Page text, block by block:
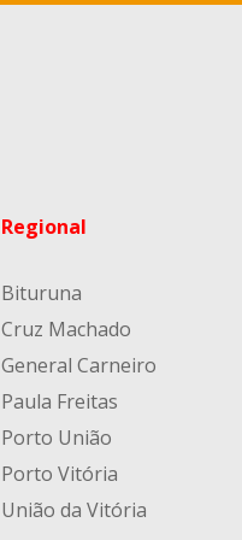
Regional
Bituruna
Cruz Machado
General Carneiro
Paula Freitas
Porto União
Porto Vitória
União da Vitória